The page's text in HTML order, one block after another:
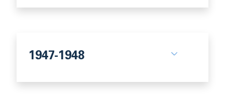
1947-1948